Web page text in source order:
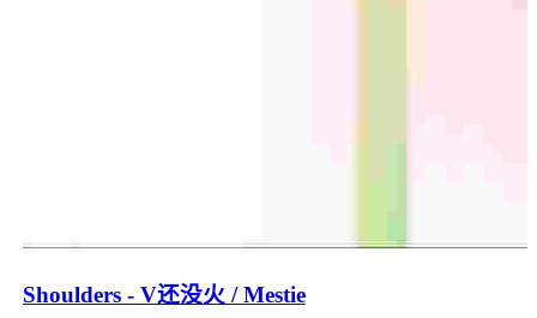
Shoulders - V还没火 / Mestie